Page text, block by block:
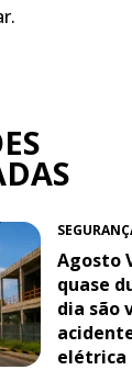
Agosto
quase
dia são
elétrica